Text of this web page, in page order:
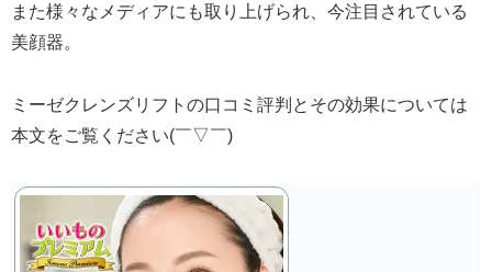
また様々なメディアにも取り上げられ、今注目されている
美顔器。
ミーゼクレンズリフトの口コミ評判とその効果については
本文をご覧ください(￣▽￣)